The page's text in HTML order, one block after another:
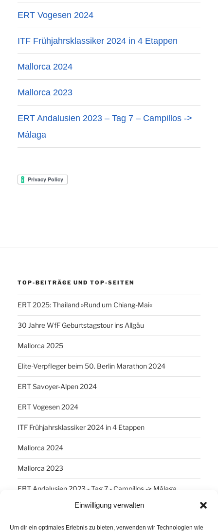
Einwilligung verwalten
Um dir ein optimales Erlebnis zu bieten, verwenden wir Technologien wie
ERT Vogesen 2024
ITF Frühjahrsklassiker 2024 in 4 Etappen
Mallorca 2024
Mallorca 2023
ERT Andalusien 2023 – Tag 7 – Campillos ->
Málaga
TOP-BEITRÄGE UND TOP-SEITEN
ERT 2025: Thailand »Rund um Chiang-Mai«
30 Jahre WfF Geburtstagstour ins Allgäu
Mallorca 2025
Elite-Verpfleger beim 50. Berlin Marathon 2024
ERT Savoyer-Alpen 2024
ERT Vogesen 2024
ITF Frühjahrsklassiker 2024 in 4 Etappen
Mallorca 2024
Mallorca 2023
ERT Andalusien 2023 - Tag 7 - Campillos -> Málaga